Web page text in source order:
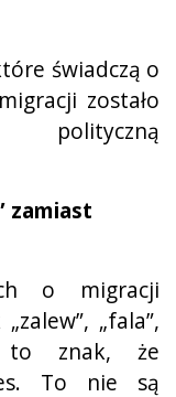
świadczą o
zostało
polityczną
zamiast
o migracji
„fala”,
to znak, że
To nie są